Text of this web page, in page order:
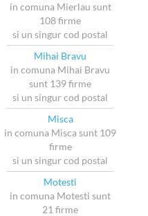
in comuna Mierlau sunt
108 firme
si un singur cod postal
Mihai Bravu
in comuna Mihai Bravu
sunt 139 firme
si un singur cod postal
Misca
in comuna Misca sunt 109
firme
si un singur cod postal
Motesti
in comuna Motesti sunt
21 firme